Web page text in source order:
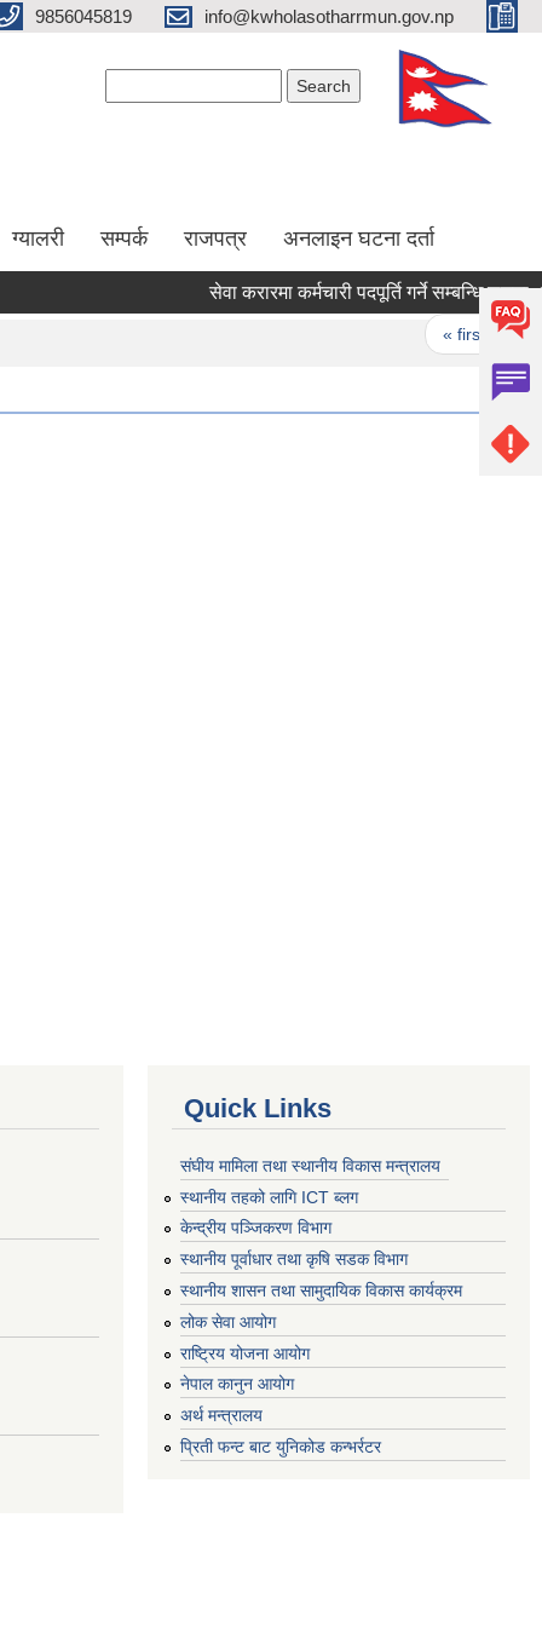
9856045819 info@kwholasotharrmun.gov.np
ग्यालरी सम्पर्क राजपत्र अनलाइन घटना दर्ता
सेवा करारमा कर्मचारी पदपूर्ति गर्ने सम्बन्धि सूचना ।।
« first ‹
Quick Links
संघीय मामिला तथा स्थानीय विकास मन्त्रालय
स्थानीय तहको लागि ICT ब्लग
केन्द्रीय पञ्जिकरण विभाग
स्थानीय पूर्वाधार तथा कृषि सडक विभाग
स्थानीय शासन तथा सामुदायिक विकास कार्यक्रम
लोक सेवा आयोग
राष्ट्रिय योजना आयोग
नेपाल कानुन आयोग
अर्थ मन्त्रालय
प्रिती फन्ट बाट युनिकोड कन्भर्रटर